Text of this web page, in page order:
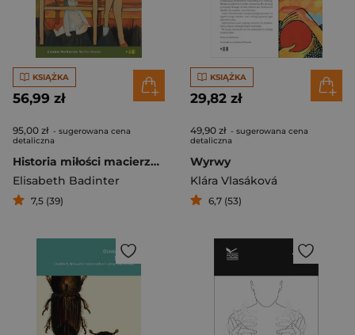
KSIĄŻKA
56,99 zł
95,00 zł - sugerowana cena
detaliczna
Historia miłości macierzyńskiej
Elisabeth Badinter
7,5 (39)
KSIĄŻKA
29,82 zł
49,90 zł - sugerowana cena
detaliczna
Wyrwy
Klára Vlasáková
6,7 (53)